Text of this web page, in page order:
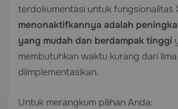
terdokumentasi untuk fungsionalitas
menonaktifkannya adalah
yang mudah dan berdampak tinggi
membutuhkan waktu kurang dari
diimplementasikan.
Untuk merangkum pilihan Anda: